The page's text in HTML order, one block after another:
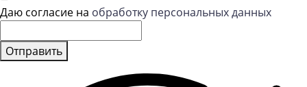
Даю согласие на обработку персональных данных
Отправить